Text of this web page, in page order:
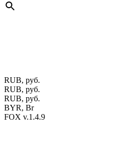
RUB, руб.
RUB, руб.
RUB, руб.
BYR, Br
FOX v.1.4.9